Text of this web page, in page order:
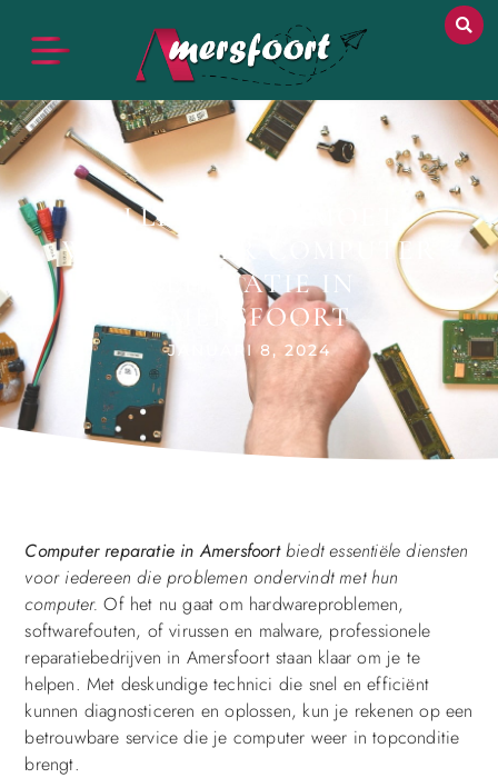
ALLES WAT JE MOET
WETEN OVER COMPUTER
REPARATIE IN
AMERSFOORT
JANUARI 8, 2024
Computer reparatie in Amersfoortbiedt essentiële diensten
voor iedereen die problemen ondervindt met hun
computer. Of het nu gaat om hardwareproblemen,
softwarefouten, of virussen en malware, professionele
reparatiebedrijven in Amersfoort staan klaar om je te
helpen. Met deskundige technici die snel en efficiënt
kunnen diagnosticeren en oplossen, kun je rekenen op een
betrouwbare service die je computer weer in topconditie
brengt.